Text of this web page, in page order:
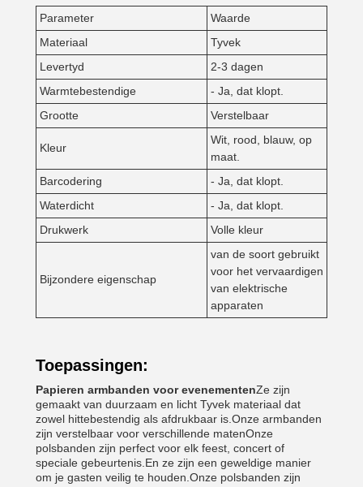
Parameter
Waarde
Materiaal
Tyvek
Levertyd
2-3 dagen
Warmtebestendige
- Ja, dat klopt.
Grootte
Verstelbaar
Kleur
Wit, rood, blauw, op
maat.
Barcodering
- Ja, dat klopt.
Waterdicht
- Ja, dat klopt.
Drukwerk
Volle kleur
Bijzondere eigenschap
van de soort gebruikt
voor het vervaardigen
van elektrische
apparaten
Toepassingen:
Papieren armbanden voor evenementenZe zijn
gemaakt van duurzaam en licht Tyvek materiaal dat
zowel hittebestendig als afdrukbaar is.Onze armbanden
zijn verstelbaar voor verschillende matenOnze
polsbanden zijn perfect voor elk feest, concert of
speciale gebeurtenis.En ze zijn een geweldige manier
om je gasten veilig te houden.Onze polsbanden zijn